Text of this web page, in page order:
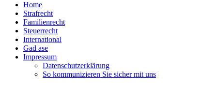
Home
Strafrecht
Familienrecht
Steuerrecht
International
Gad ase
Impressum
Datenschutzerklärung
So kommunizieren Sie sicher mit uns